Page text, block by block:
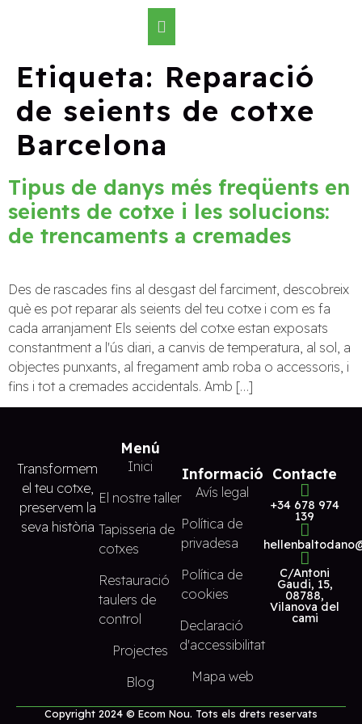
Etiqueta: Reparació
de seients de cotxe
Barcelona
Tipus de danys més freqüents en
seients de cotxe i les solucions:
de trencaments a cremades
Des de rascades fins al desgast del farciment, descobreix
què es pot reparar als seients del teu cotxe i com es fa
cada arranjament Els seients del cotxe estan exposats
constantment a l'ús diari, a canvis de temperatura, al sol, a
objectes punxants, al fregament amb roba o accessoris, i
fins i tot a cremades accidentals. Amb […]
Transformem
el teu cotxe,
preservem la
seva història
Menú
Inici
El nostre taller
Tapisseria de
cotxes
Restauració
taulers de
control
Projectes
Blog
Informació
Avís legal
Política de
privadesa
Política de
cookies
Declaració
d'accessibilitat
Mapa web
Contacte
+34 678 974
139
C/Antoni
Gaudi, 15,
08788,
Vilanova del
cami
Copyright 2024 © Ecom Nou. Tots els drets reservats